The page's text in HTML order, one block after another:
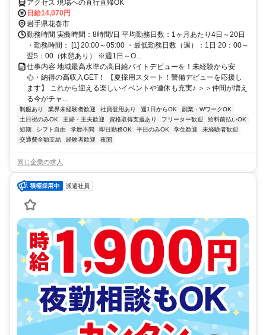
万円以上可能！日払いもOK！】勤務3日前迄シフト申請が可能です！週
1日～・短期もOK！あなたのライフスタイルに合わせてお仕事しません
か！未経験者大歓迎！年代幅広く活躍しています。
アクセス 現場への直行直帰OK
日給14,070円
岩手県花巻市
勤務時間 実働時間：8時間/日 平均勤務日数：1ヶ月あたり4日～20日
・勤務時間： [1] 20:00～05:00 ・最低勤務日数（週）：1日 20：00～
翌5：00（休憩あり） ※週1日～O...
仕事内容 地域最高水準の高日給バイトデビューを！未経験から安
心・納得の高収入GET！ 【夏採用スタート！警備デビューを応援し
ます】 これから迎える楽しいイベントや連休も充実♪ ＞＞仲間が増え
る今がチャ...
制服あり 業界未経験者歓迎 社員登用あり 週1日からOK
副業・WワークOK
土日祝のみOK
主婦・主夫歓迎 資格取得支援あり フリーター歓迎
給料前払いOK
短期
シフト自由 学歴不問 即日勤務OK 平日のみOK 学生歓迎
未経験者歓迎
交通費全額支給
経験者歓迎 夜間
同じ企業の求人
派遣社員